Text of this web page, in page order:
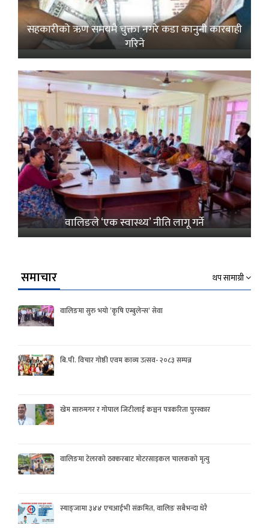
सहकारीको ऋण समयमै चुक्ता नगरे कडा कानुनी कारबाही
गरिने
वालिङले ‘एक स्वास्थ्य’ नीति लागू गर्ने
समाचार थप सामाग्री
वालिङमा सुरु भयो ‘कृषि एम्बुलेन्स’ सेवा
बि.पी. विचार गोष्ठी एवम काव्य उत्सव- २०८३ सम्पन्न
खेम सारुमगर र गोपाल जिटीलाई कञ्चन पत्रकरिता पुरस्कार
वालिङमा टेलरको ठक्करबाट मोटरसाइकल चालकको मृत्यु
स्याङ्जामा ३४४ एचआईभी संक्रमित, वालिङ सबैभन्दा धेरै